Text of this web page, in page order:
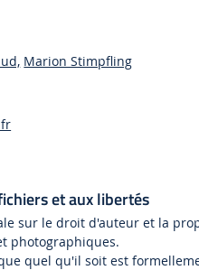
Marion Stimpfling
et aux libertés
sur le droit d'auteur et la
photographiques.
quel qu'il soit est